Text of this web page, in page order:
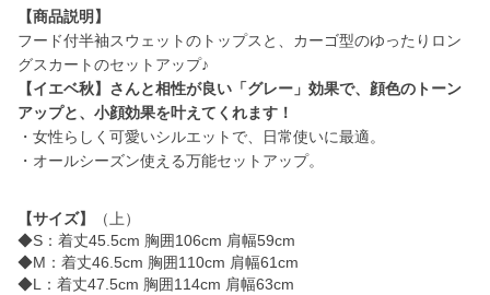
【商品説明】
フード付半袖スウェットのトップスと、カーゴ型のゆったりロン
【イエベ秋】さんと相性が良い「グレー」効果で、顔色のトーン
アップと、小顔効果を叶えてくれます！
・女性らしく可愛いシルエットで、日常使いに最適。
・オールシーズン使える万能セットアップ。
【サイズ】
（上）
◆S：着丈45.5cm 胸囲106cm 肩幅59cm
◆M：着丈46.5cm 胸囲110cm 肩幅61cm
◆L：着丈47.5cm 胸囲114cm 肩幅63cm